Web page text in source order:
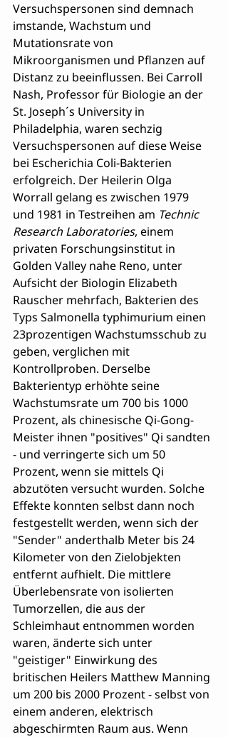
Versuchspersonen sind demnach
imstande, Wachstum und
Mutationsrate von
Mikroorganismen und Pflanzen auf
Distanz zu beeinflussen. Bei Carroll
Nash, Professor für Biologie an der
St. Joseph´s University in
Philadelphia, waren sechzig
Versuchspersonen auf diese Weise
bei Escherichia Coli-Bakterien
erfolgreich. Der Heilerin Olga
Worrall gelang es zwischen 1979
und 1981 in Testreihen am Technic
Research Laboratories, einem
privaten Forschungsinstitut in
Golden Valley nahe Reno, unter
Aufsicht der Biologin Elizabeth
Rauscher mehrfach, Bakterien des
Typs Salmonella typhimurium einen
23prozentigen Wachstumsschub zu
geben, verglichen mit
Kontrollproben. Derselbe
Bakterientyp erhöhte seine
Wachstumsrate um 700 bis 1000
Prozent, als chinesische Qi-Gong-
Meister ihnen "positives" Qi sandten
- und verringerte sich um 50
Prozent, wenn sie mittels Qi
abzutöten versucht wurden. Solche
Effekte konnten selbst dann noch
festgestellt werden, wenn sich der
"Sender" anderthalb Meter bis 24
Kilometer von den Zielobjekten
entfernt aufhielt. Die mittlere
Überlebensrate von isolierten
Tumorzellen, die aus der
Schleimhaut entnommen worden
waren, änderte sich unter
"geistiger" Einwirkung des
britischen Heilers Matthew Manning
um 200 bis 2000 Prozent - selbst von
einem anderen, elektrisch
abgeschirmten Raum aus. Wenn